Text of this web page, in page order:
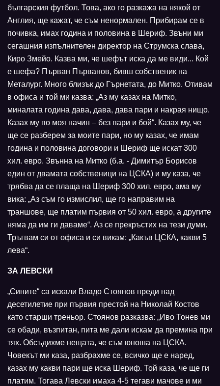
българския футбол. Това, ако го разкажа на някой от
Англия, ще кажат, че съм ненормален. Прибирам се в
почивка, имах година и половина в Шериф. Звъни ми
сегашния изпълнителен директор на Струмска слава,
Киро Змейо. Казва ми, че шефът иска да ме види... Кой
е шефа? Първан Първанов, бивш собственик на
Металург. Много близък до Гърнетата, до Митко. Отивам
в офиса и той ми казва: „Аз му казах на Митко,
миналата година дава, дава, дава пари и накрая нищо.
Казах му по моя начин – без пари и бой“. Казах му, че
ще се разберем за моите пари, но му казах, че имам
година и половина договори и Шериф ще искат 300
хил. евро. Звънна на Митко (б.а. - Димитър Борисов
един от двамата собственици на ЦСКА) и му каза, че
трябва да се плаща на Шериф 300 хил. евро, ама му
вика: „Аз съм го измислил, ще го направим на
траншове, ще платим първия от 50 хил. евро, а другите
няма да им ги даваме“. Аз се прекръстих на тези думи.
Тръгвам си от офиса и си викам: „Какъв ЦСКА, какви 5
лева“.
ЗА ЛЕВСКИ
„Сините“ са искали Владо Стоянов преди над
десетилетие при първия престой на Николай Костов
като старши треньор. Стоянов разказва: „Иво Тонев ми
се обади, възпитан, пита ме дали искам да премина при
тях. Обсъдихме нещата, че съм юноша на ЦСКА.
Човекът ми каза, разбрахме се, всичко ще е наред,
казах му какви пари ще иска Шериф. Той каза, че ще ги
платим. Тогава Левски имаха 4-5 тегави мачове и ми